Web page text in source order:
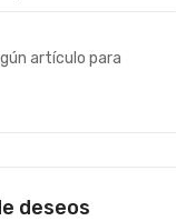
artículo para
deseos